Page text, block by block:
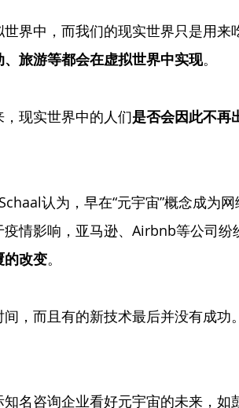
界中，而我们的现实世界只是用来
旅游等都会在虚拟世界中实现。
现实世界中的人们是否会因此不再
认为，早在“元宇宙”概念成为网
情影响，亚马逊、Airbnb等公司纷
的改变。
，而且有的新技术最后并没有成功。
名咨询企业看好元宇宙的未来，如